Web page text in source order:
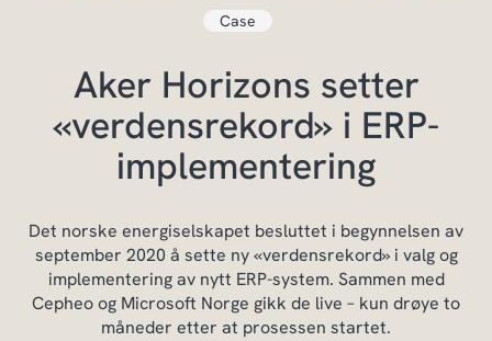
Case
Aker Horizons setter
«verdensrekord» i ERP-
implementering
Det norske energiselskapet besluttet i begynnelsen av
september 2020 å sette ny «verdensrekord» i valg og
implementering av nytt ERP-system. Sammen med
Cepheo og Microsoft Norge gikk de live – kun drøye to
måneder etter at prosessen startet.